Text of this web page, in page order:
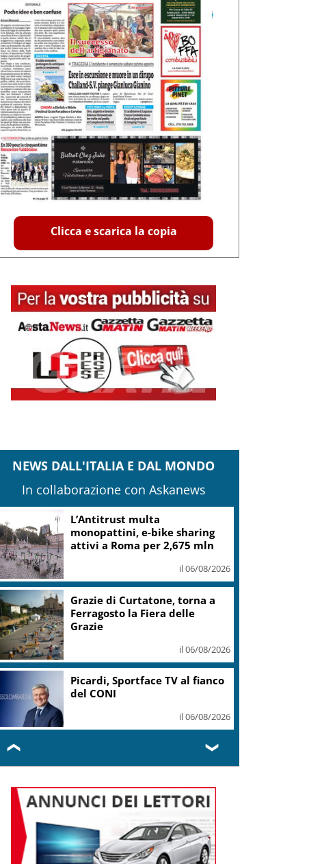
Clicca e scarica la copia
NEWS DALL'ITALIA E DAL MONDO
In collaborazione con Askanews
L’Antitrust multa
monopattini, e-bike sharing
attivi a Roma per 2,675 mln
il 06/08/2026
Grazie di Curtatone, torna a
Ferragosto la Fiera delle
Grazie
il 06/08/2026
Picardi, Sportface TV al fianco
del CONI
il 06/08/2026
❮ ❯